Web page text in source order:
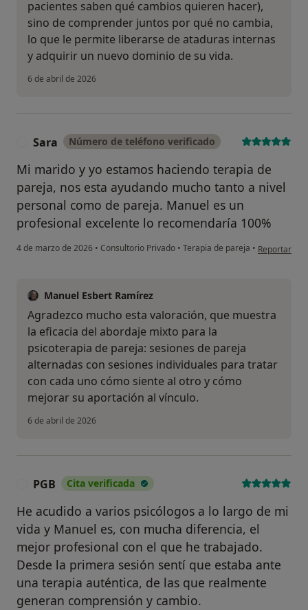
pacientes saben qué cambios quieren hacer),
sino de comprender juntos por qué no cambia,
lo que le permite liberarse de ataduras internas
y adquirir un nuevo dominio de su vida.
6 de abril de 2026
Sara Número de teléfono verificado
Mi marido y yo estamos haciendo terapia de
pareja, nos esta ayudando mucho tanto a nivel
personal como de pareja. Manuel es un
profesional excelente lo recomendaría 100%
4 de marzo de 2026 • Consultorio Privado • Terapia de pareja • en opinión
Reportar
Manuel Esbert Ramírez
Agradezco mucho esta valoración, que muestra
la eficacia del abordaje mixto para la
psicoterapia de pareja: sesiones de pareja
alternadas con sesiones individuales para tratar
con cada uno cómo siente al otro y cómo
mejorar su aportación al vínculo.
6 de abril de 2026
PGB Cita verificada
He acudido a varios psicólogos a lo largo de mi
vida y Manuel es, con mucha diferencia, el
mejor profesional con el que he trabajado.
Desde la primera sesión sentí que estaba ante
una terapia auténtica, de las que realmente
generan comprensión y cambio.